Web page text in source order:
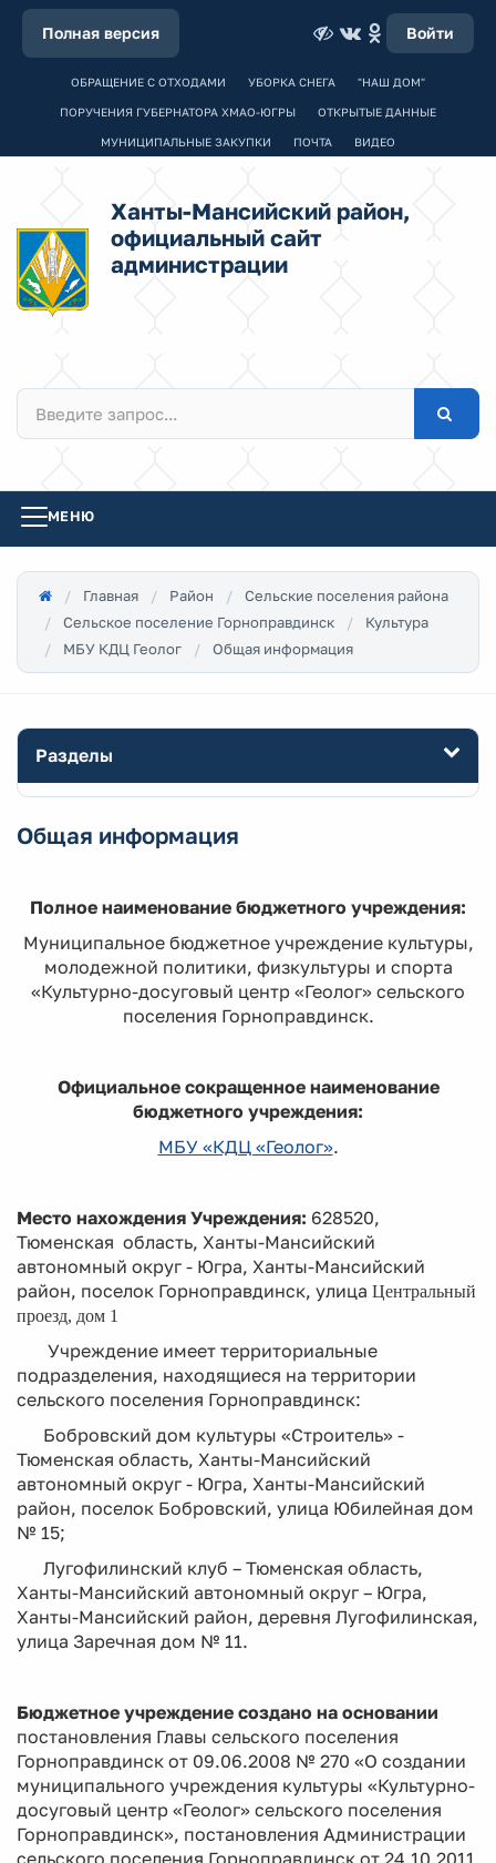
Полная версия Войти
ОБРАЩЕНИЕ С ОТХОДАМИ УБОРКА СНЕГА "НАШ ДОМ"
ПОРУЧЕНИЯ ГУБЕРНАТОРА ХМАО-ЮГРЫ ОТКРЫТЫЕ ДАННЫЕ
МУНИЦИПАЛЬНЫЕ ЗАКУПКИ ПОЧТА ВИДЕО
Ханты-Мансийский район,
официальный сайт
администрации
МЕНЮ
Главная Район
Сельские поселения района
Сельское поселение Горноправдинск
Культура
МБУ КДЦ Геолог
Общая информация
Разделы
Общая информация
Полное наименование бюджетного учреждения:
Муниципальное бюджетное учреждение культуры,
молодежной политики, физкультуры и спорта
«Культурно-досуговый центр «Геолог» сельского
поселения Горноправдинск.
Официальное сокращенное наименование
бюджетного учреждения:
МБУ «КДЦ «Геолог».
Место нахождения Учреждения: 628520,
Тюменская область, Ханты-Мансийский
автономный округ - Югра, Ханты-Мансийский
район, поселок Горноправдинск, улица Центральный
проезд, дом 1
Учреждение имеет территориальные
подразделения, находящиеся на территории
сельского поселения Горноправдинск:
Бобровский дом культуры «Строитель» -
Тюменская область, Ханты-Мансийский
автономный округ - Югра, Ханты-Мансийский
район, поселок Бобровский, улица Юбилейная дом
№ 15;
Лугофилинский клуб – Тюменская область,
Ханты-Мансийский автономный округ – Югра,
Ханты-Мансийский район, деревня Лугофилинская,
улица Заречная дом № 11.
Бюджетное учреждение создано на основании
постановления Главы сельского поселения
Горноправдинск от 09.06.2008 № 270 «О создании
муниципального учреждения культуры «Культурно-
досуговый центр «Геолог» сельского поселения
Горноправдинск», постановления Администрации
сельского поселения Горноправдинск от 24.10.2011